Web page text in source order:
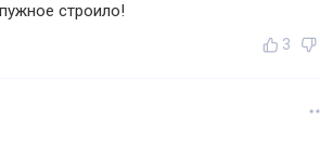
строило!
3